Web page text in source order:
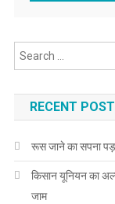
RECENT
रूस जाने का सपना
किसान यूनियन का
जाम